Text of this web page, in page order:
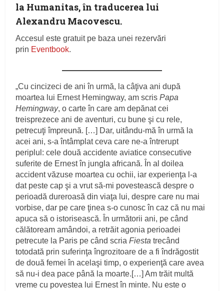
la Humanitas, în traducerea lui
Alexandru Macovescu.
Accesul este gratuit pe baza unei rezervări
prin Eventbook.
„Cu cincizeci de ani în urmă, la câţiva ani după
moartea lui Ernest Hemingway, am scrisPapa
Hemingway, o carte în care am depănat cei
treisprezece ani de aventuri, cu bune şi cu rele,
petrecuţi împreună. […] Dar, uitându‑mă în urmă la
acei ani, s‑a întâmplat ceva care ne‑a întrerupt
periplul: cele două accidente aviatice consecutive
suferite de Ernest în jungla africană. În al doilea
accident văzuse moartea cu ochii, iar experienţa l‑a
dat peste cap şi a vrut să‑mi povestească despre o
perioadă dureroasă din viaţa lui, despre care nu mai
vorbise, dar pe care ţinea s‑o cunosc în caz că nu mai
apuca să o istorisească. În următorii ani, pe când
călătoream amândoi, a retrăit agonia perioadei
petrecute la Paris pe când scriaFiesta trecând
totodată prin suferinţa îngrozitoare de a fi îndrăgostit
de două femei în acelaşi timp, o experienţă care avea
să nu‑i dea pace până la moarte.[…] Am trăit multă
vreme cu povestea lui Ernest în minte. Nu este o